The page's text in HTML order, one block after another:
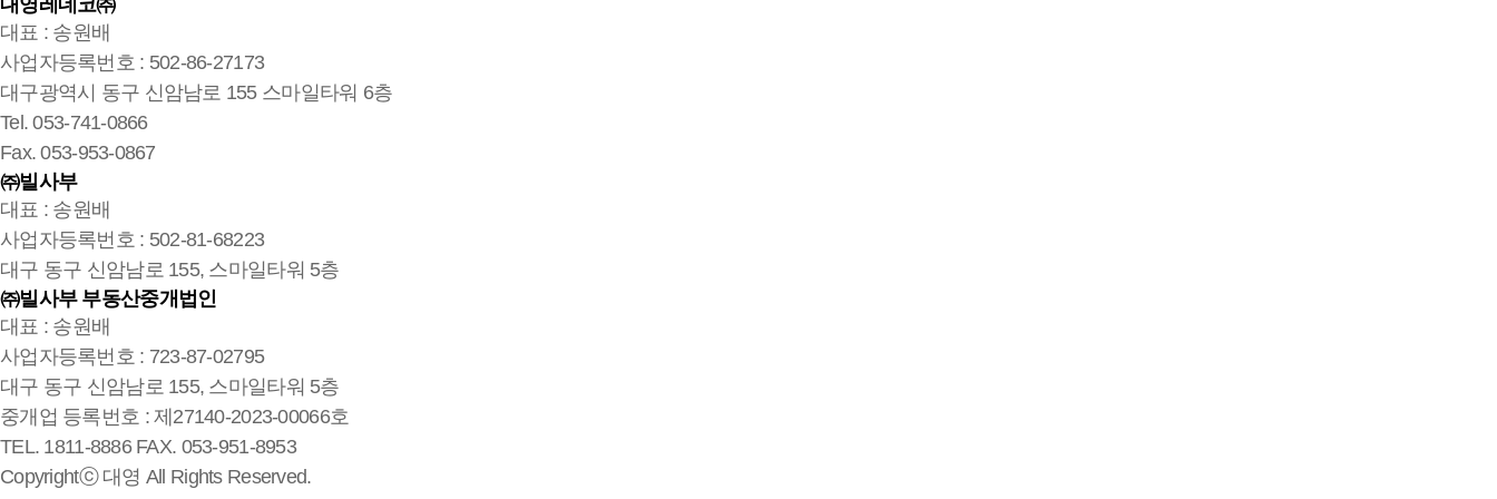
대영레데코㈜
대표 : 송원배
사업자등록번호 : 502-86-27173
대구광역시 동구 신암남로 155 스마일타워 6층
Tel. 053-741-0866
Fax. 053-953-0867
㈜빌사부
대표 : 송원배
사업자등록번호 : 502-81-68223
대구 동구 신암남로 155, 스마일타워 5층
㈜빌사부 부동산중개법인
대표 : 송원배
사업자등록번호 : 723-87-02795
대구 동구 신암남로 155, 스마일타워 5층
중개업 등록번호 : 제27140-2023-00066호
TEL. 1811-8886 FAX. 053-951-8953
Copyrightⓒ 대영 All Rights Reserved.